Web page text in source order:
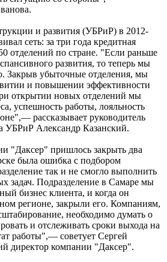
и развития (УБРиР) в 2012-
сеть: за три года кредитная
отделений по стране. "Если раньше
развития, то теперь мы
Закрыв убыточные отделения, мы
и повышении эффективности
открытии новых отделений мы
успешность работы, лояльность
рассказывает руководитель
УБРиР Александр Казанский.
"Даксер" пришлось закрыть два
была ошибка с подбором
так и не смогло выполнить
задач. Подразделение в Самаре мы
бизнес клиента, и когда он
регионе, закрыли его. Компаниям,
необходимо думать о
и отслеживать сроки выхода на
работы",— советует Сергей
директор компании "Даксер".